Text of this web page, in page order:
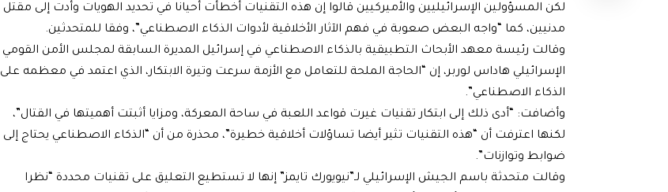
لكن المسؤولين الإسرائيليين والأميركيين قالوا إن هذه التقنيات أخطأت أحيانا في تحديد الهويات وأدت إلى مقتل
مدنيين، كما “واجه البعض صعوبة في فهم الآثار الأخلاقية لأدوات الذكاء الاصطناعي”، وفقا للمتحدثين.
وقالت رئيسة معهد الأبحاث التطبيقية بالذكاء الاصطناعي في إسرائيل المديرة السابقة لمجلس الأمن القومي
الإسرائيلي هاداس لوربر، إن “الحاجة الملحة للتعامل مع الأزمة سرعت وتيرة الابتكار، الذي اعتمد في معظمه على
الذكاء الاصطناعي”.
وأضافت: “أدى ذلك إلى ابتكار تقنيات غيرت قواعد اللعبة في ساحة المعركة، ومزايا أثبتت أهميتها في القتال”،
لكنها اعترفت أن “هذه التقنيات تثير أيضا تساؤلات أخلاقية خطيرة”، محذرة من أن “الذكاء الاصطناعي يحتاج إلى
ضوابط وتوازنات”.
وقالت متحدثة باسم الجيش الإسرائيلي لـ”نيويورك تايمز” إنها لا تستطيع التعليق على تقنيات محددة “نظرا